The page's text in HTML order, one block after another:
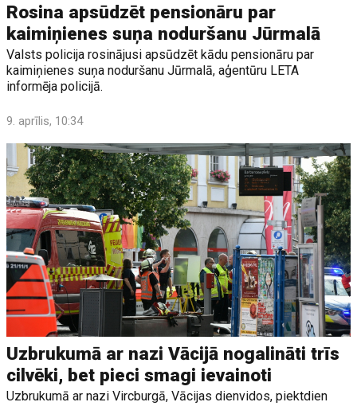
Rosina apsūdzēt pensionāru par
kaimiņienes suņa noduršanu Jūrmalā
Valsts policija rosinājusi apsūdzēt kādu pensionāru par
kaimiņienes suņa noduršanu Jūrmalā, aģentūru LETA
informēja policijā.
9. aprīlis, 10:34
Uzbrukumā ar nazi Vācijā nogalināti trīs
cilvēki, bet pieci smagi ievainoti
Uzbrukumā ar nazi Vircburgā, Vācijas dienvidos, piektdien